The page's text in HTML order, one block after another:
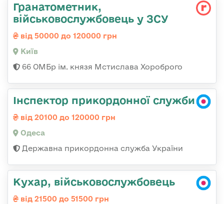
Гранатометник,
військовослужбовець у ЗСУ
від 50000 до 120000 грн
Київ
66 ОМБр ім. князя Мстислава Хороброго
Інспектор прикордонної служби
від 20100 до 120000 грн
Одеса
Державна прикордонна служба України
Кухар, військовослужбовець
від 21500 до 51500 грн